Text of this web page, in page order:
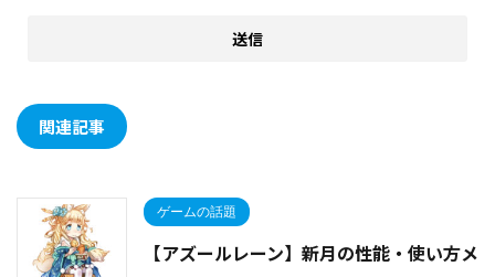
関連記事
ゲームの話題
【アズールレーン】新月の性能・使い方メ